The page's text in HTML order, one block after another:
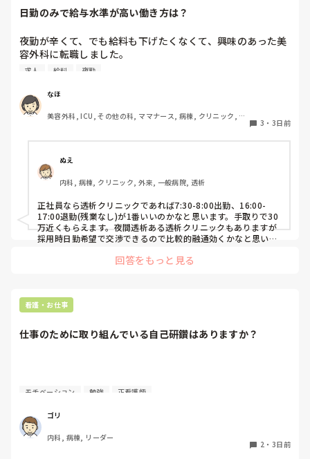
日勤のみで給与水準が高い働き方は？
夜勤が辛くて、でも給料も下げたくなくて、興味のあった美
容外科に転職しました。
その後数年働き、現在育休中です。
病院の求人を見ても、やはり夜勤をしないと、、という感じ
です。
求人 給料 夜勤
なほ
美容外科, ICU, その他の科, ママナース, 病棟, クリニック, リ
3 ・ 3日前
ぬえ
内科, 病棟, クリニック, 外来, 一般病院, 透析
正社員なら透析クリニックであれば7:30-8:00出勤、16:00-
17:00退勤(残業なし)が1番いいのかなと思います。手取りで30
万近くもらえます。夜間透析ある透析クリニックもありますが
採用時日勤希望で交渉できるので比較的融通効くかなと思いま
回答をもっと見る
看護・お仕事
仕事のために取り組んでいる自己研鑽はありますか？
資格取得や勉強会への参加など、現場での仕事に活かすため
続けている取り組みはありますか。忙しい勤務の合間に学び
の
時間を確保するのは簡単ではないと思います。どんな工夫を
モチベーション 勉強 正看護師
ゴリ
内科, 病棟, リーダー
2 ・ 3日前